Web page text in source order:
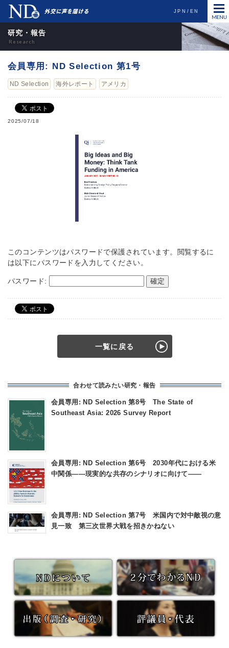
JPN EN
研究・報告
会員専用: ND Selection 第1号
ND Selection 海外レポート アメリカ
2025/07/18
このコンテンツはパスワードで保護されています。閲覧するに
は以下にパスワードを入力してください。
パスワード:
一覧に戻る
合わせて読みたい研究・報告
会員専用: ND Selection 第8号 The State of
Southeast Asia: 2026 Survey Report
会員専用: ND Selection 第6号 2030年代における米
中関係――現実的な共存のシナリオに向けて――
会員専用: ND Selection 第7号 米国内で対中敵視の意
見一致 第三次世界大戦を招きかねない